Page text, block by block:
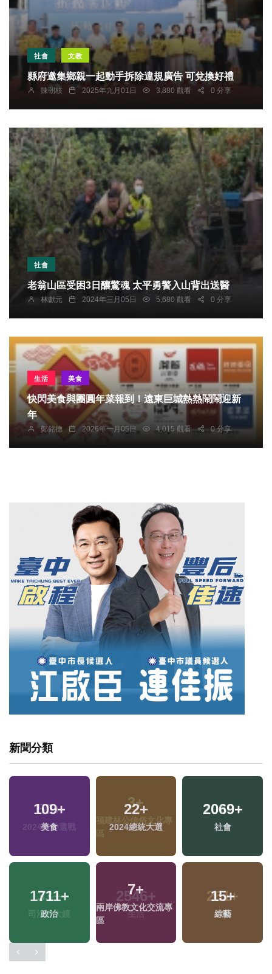
社會 文教
縣府邀集鄉親一起動手拆除違規廣告 可兌換好禮
陳朝枝 2025年九月01日 3,880 觀看 0 分享
社會
老翁山區受困3日釀驚魂 太平勇警入山背出送醫
林獻元 2024年三月05日 5,680 觀看 0 分享
生活 美食
快閃美食與團圓年菜報到！遠東巨城熱熱鬧鬧迎新
年
鄭銘德 2026年一月05日 4,015 觀看 0 分享
新聞分類
109+
美食
22+
2024總統大選
2069+
社會
1711+
政治
7+
兩岸佛教文化交流專
區
15+
綜藝